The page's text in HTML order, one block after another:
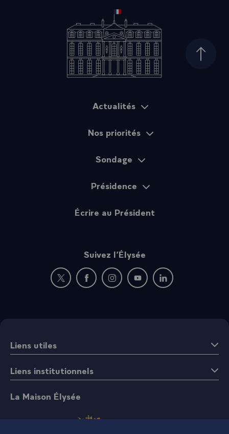
Haut
Actualités
Nos priorités
Sondage
Présidence
Écrire au Président
Suivez l’Élysée
Nouvelle fenêtre : rejoignez-nous sur Twitter
Nouvelle fenêtre : rejoignez-nous sur
Nouvelle fenêtre : rejoignez-nous
Nouvelle fenêtre :
Nouvelle fenêtre :
Liens utiles
Liens institutionnels
La Maison Élysée